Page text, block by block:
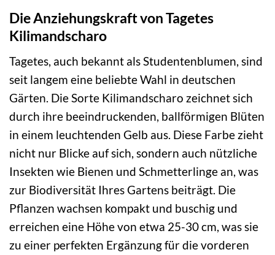
Die Anziehungskraft von Tagetes
Kilimandscharo
Tagetes, auch bekannt als Studentenblumen, sind
seit langem eine beliebte Wahl in deutschen
Gärten. Die Sorte Kilimandscharo zeichnet sich
durch ihre beeindruckenden, ballförmigen Blüten
in einem leuchtenden Gelb aus. Diese Farbe zieht
nicht nur Blicke auf sich, sondern auch nützliche
Insekten wie Bienen und Schmetterlinge an, was
zur Biodiversität Ihres Gartens beiträgt. Die
Pflanzen wachsen kompakt und buschig und
erreichen eine Höhe von etwa 25-30 cm, was sie
zu einer perfekten Ergänzung für die vorderen